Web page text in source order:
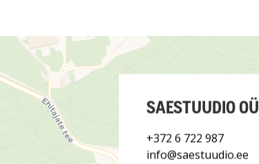
SAESTUUDIO OÜ
+372 6 722 987
info@saestuudio.ee